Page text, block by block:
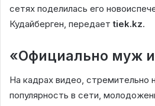
сетях поделилась его
Кудайберген, передаетtiek.kz.
«Официально муж
На кадрах видео, стремительно
популярность в сети,